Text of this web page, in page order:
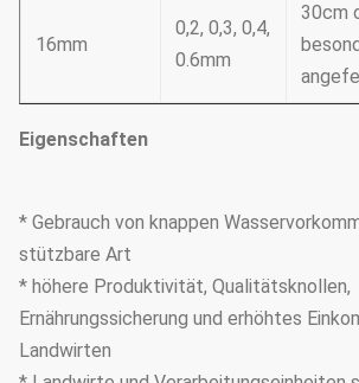
16mm
0,2, 0,3, 0,4,
0.6mm
30cm
Eigenschaften
* Gebrauch von knappen
stützbare Art
* höhere Produktivität, Qualitätsknollen,
Ernährungssicherung und erhöhtes
Landwirten